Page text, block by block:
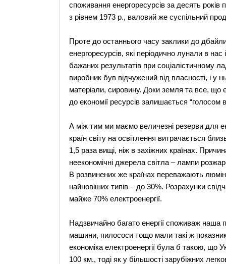
споживання енергоресурсів за десять років
з рівнем 1973 р., валовий же суспільний
Проте до останнього часу заклики до
енергоресурсів, які періодично лунали в
бажаних результатів при соціалістичному
виробник був відчужений від власності, і у
матеріали, сировину. Доки земля та все, що
до економії ресурсів залишається “голосом
А між тим ми маємо величезні резерви для
країн світу на освітлення витрачається
1,5 раза вищі, ніж в захіжних країнах.
неекономічні джерела світла – лампи
В розвинених же країнах переважають
найновіших типів – до 30%. Розрахунки
майже 70% електроенергії.
Надзвичайно багато енергії споживаж наша
машини, пилососи тощо мали такі ж
економіка електроенергії була б такою, що
100 км., тоді як у більшості зарубіжних